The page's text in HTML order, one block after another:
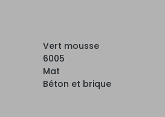
Vert mousse
6005
Mat
Béton et brique